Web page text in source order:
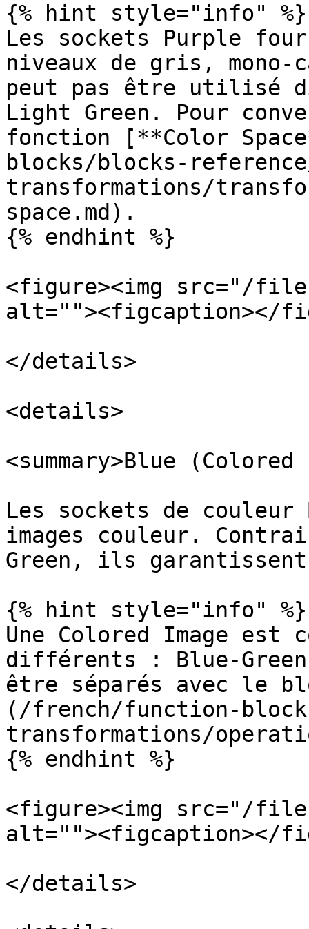
{% hint style="info" %}
Les sockets Purple
niveaux de gris, mono-
peut pas être utilisé
Light Green. Pour
fonction [**Color
blocks/blocks-
transformations/
space.md).
{% endhint %}
<figure><img src="/files/
alt=""><figcaption></
</details>
<details>
<summary>Blue (Colored
Les sockets de couleur
images couleur.
Green, ils
{% hint style="info" %}
Une Colored Image est
différents : Blue-
être séparés avec le
(/french/function-
transformations/
{% endhint %}
<figure><img src="/
alt=""><figcaption></
</details>